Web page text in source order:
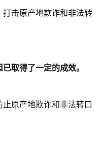
打击原产地欺诈和非法转
已取得了一定的成效。